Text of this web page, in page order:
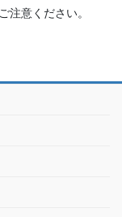
注意ください。